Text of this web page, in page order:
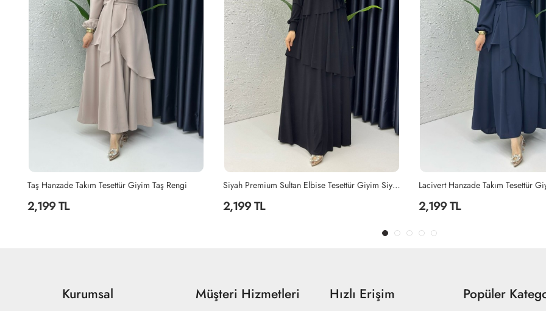
2,199 TL
Lacivert Hanzade Takım Tesettür Giyim Lacivert
2,199 TL
Siyah Ayperi Elbise Tesettür Giyim
1,499 TL
Kurumsal Müşteri Hizmetleri Hızlı Erişim Popüler